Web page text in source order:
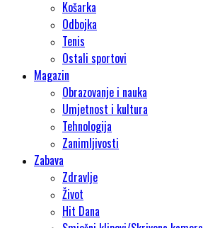
Košarka
Odbojka
Tenis
Ostali sportovi
Magazin
Obrazovanje i nauka
Umjetnost i kultura
Tehnologija
Zanimljivosti
Zabava
Zdravlje
Život
Hit Dana